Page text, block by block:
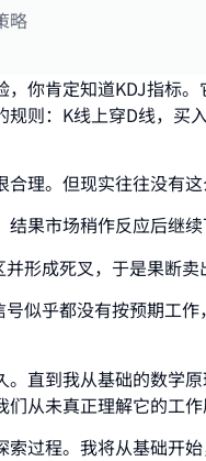
略
，你肯定知道KDJ指标
规则：K线上穿D线，买
理。但现实往往没有这
果市场稍作反应后继续
形成死叉，于是果断
似乎都没有按预期工
。直到我从基础的数学
从未真正理解它的工作
索过程。我将从基础开